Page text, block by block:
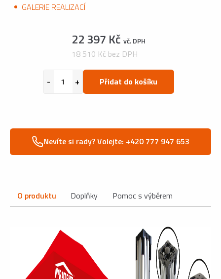
GALERIE REALIZACÍ
22 397 Kč vč. DPH
18 510 Kč bez DPH
Přidat do košíku
Nevíte si rady? Volejte: +420 777 947 653
O produktu Doplňky Pomoc s výběrem